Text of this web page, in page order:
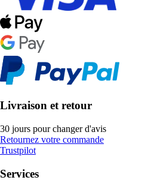
Livraison et retour
30 jours pour changer d'avis
Retournez votre commande
Trustpilot
Services